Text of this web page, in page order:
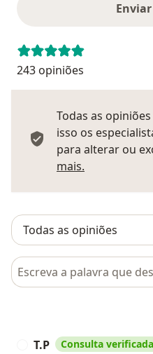
243 opiniões
Todas as
isso os
para alterar ou
mais.
Pesquisar em opiniões
T.P Consulta verificada